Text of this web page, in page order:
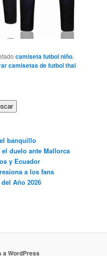
camiseta futbol niño,
camisetas de futbol thai
banquillo
duelo ante Mallorca
y Ecuador
a los fans
Año 2026
a WordPress